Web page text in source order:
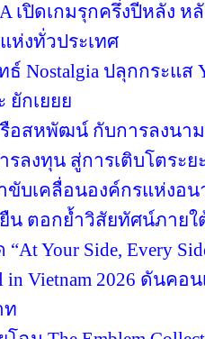
เปิดเกมรุกครึ่งปีหลัง
ห่งทั่วประเทศ
ธ์ Nostalgia ปลุกกระแ
ยักเยยย
อสหพัฒน์ กับการลงนา
รลงทุน สู่การเติบโตระย
ขับเคลื่อนองค์กรแห่งอ
น ตอกย้ำวิสัยทัศน์ภายใต้
Your Side, Every
in Vietnam 2026 ดันค
ท